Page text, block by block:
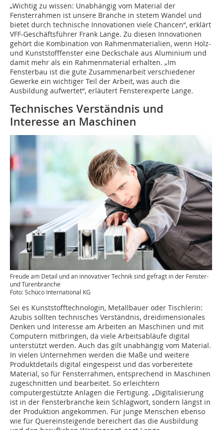
„Wichtig zu wissen: Unabhängig vom Material der
Fensterrahmen ist unsere Branche in stetem Wandel und
bietet durch technische Innovationen viele Chancen“, erklärt
VFF-Geschäftsführer Frank Lange. Zu diesen Innovationen
gehört die Kombination von Rahmenmaterialien, wenn Holz-
und Kunststofffenster eine Deckschale aus Aluminium und
damit mehr als ein Rahmenmaterial erhalten. „Im
Fensterbau ist die gute Zusammenarbeit verschiedener
Gewerke ein wichtiger Teil der Arbeit, was auch die
Ausbildung aufwertet“, erläutert Fensterexperte Lange.
Technisches Verständnis und
Interesse an Maschinen
Freude am Detail und an innovativer Technik sind gefragt in der Fenster-
und Türenbranche
Foto: Schüco International KG
Sei es Kunststofftechnologin, Metallbauer oder Tischlerin:
Azubis sollten technisches Verständnis, dreidimensionales
Denken und Interesse am Arbeiten an Maschinen und mit
Computern mitbringen, da viele Arbeitsabläufe digital
unterstützt werden. Auch das gilt unabhängig vom Material.
In vielen Unternehmen werden die Maße und weitere
Produktdetails digital eingespeist und das vorbereitete
Material, so für Fensterrahmen, entsprechend in Maschinen
zugeschnitten und bearbeitet. So erleichtern
computergestützte Anlagen die Fertigung. „Digitalisierung
ist in der Fensterbranche kein Schlagwort, sondern längst in
der Produktion angekommen. Für junge Menschen ebenso
wie für Quereinsteigende bereichert das die Ausbildung